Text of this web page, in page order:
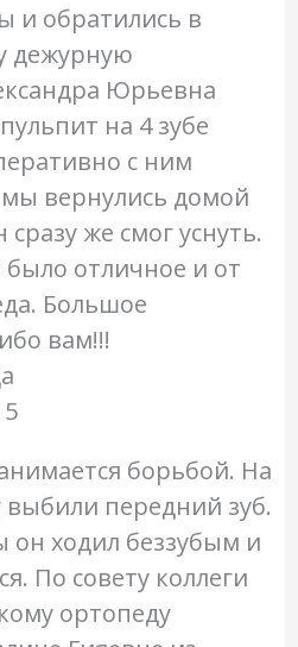
и обратились в
дежурную
Юрьевна
на 4 зубе
с ним
мы вернулись домой
же смог уснуть.
отличное и от
Большое
вам!!!
борьбой. На
передний зуб.
он ходил беззубым и
По совету коллеги
ортопеду